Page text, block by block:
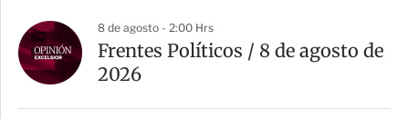
8 de agosto - 2:00 Hrs
Frentes Políticos / 8 de agosto de
2026